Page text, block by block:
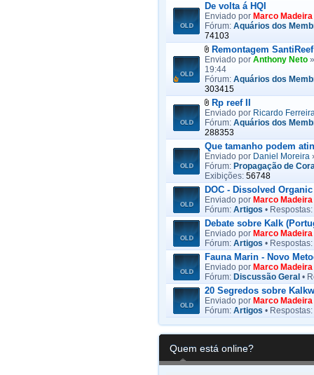
De volta á HQI
Enviado por Marco Madeira
Fórum: Aquários dos
74103
Remontagem
Enviado por Anthony Neto
19:44
Fórum: Aquários dos
303415
Rp reef II
Enviado por Ricardo
Fórum: Aquários dos
288353
Que tamanho podem
Enviado por Daniel Moreira
Fórum: Propagação de
Exibições: 56748
DOC - Dissolved
Enviado por Marco Madeira
Fórum: Artigos • Respostas:
Debate sobre Kalk
Enviado por Marco Madeira
Fórum: Artigos • Respostas:
Fauna Marin - Novo
Enviado por Marco Madeira
Fórum: Discussão Geral •
20 Segredos sobre
Enviado por Marco Madeira
Fórum: Artigos • Respostas:
Quem está online?